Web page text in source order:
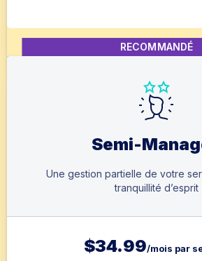
RECOMMANDÉ
Semi-
Une gestion partielle de votre
tranquillité d’esprit
$34.99/mois par